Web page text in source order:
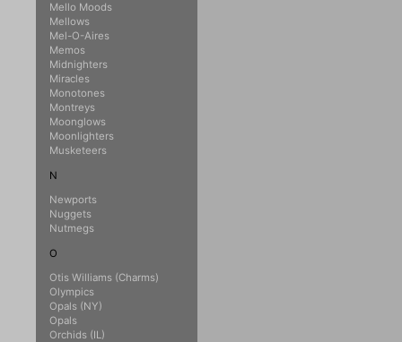
Mello Moods
Mellows
Mel-O-Aires
Memos
Midnighters
Miracles
Monotones
Montreys
Moonglows
Moonlighters
Musketeers
N
Newports
Nuggets
Nutmegs
O
Otis Williams (Charms)
Olympics
Opals (NY)
Opals
Orchids (IL)